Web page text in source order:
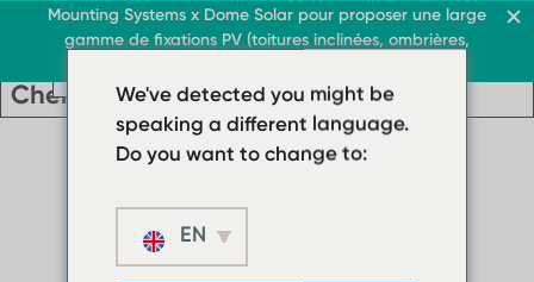
Mounting Systems x Dome Solar pour proposer une large
gamme de fixations PV (toitures inclinées, ombrières,
Toitures terrasses
› Système de toiture
Système de toit plat
FR
Toiture & Commerce
Toit & Commerce
Toitures terrasses
› Système de
toiture plate
We've detected you might be
speaking a different language.
Do you want to change to:
EN